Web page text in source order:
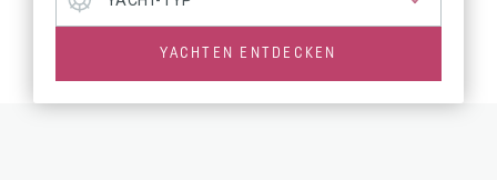
YACHTEN ENTDECKEN